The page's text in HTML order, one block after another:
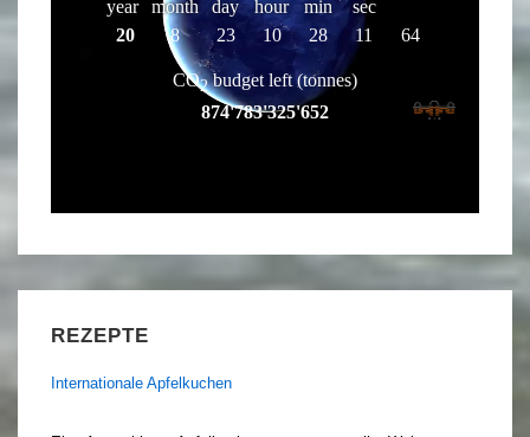
REZEPTE
Internationale Apfelkuchen